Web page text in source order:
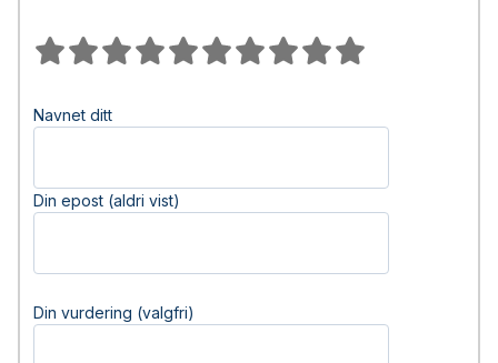
Navnet ditt
Din epost (aldri vist)
Din vurdering (valgfri)